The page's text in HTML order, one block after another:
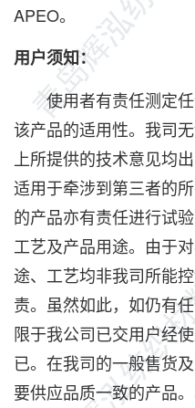
APEO。
用户须知：
使用者有责任测定任
该产品的适用性。我司
上所提供的技术意见均
适用于牵涉到第三者的
的产品亦有责任进行试
工艺及产品用途。由于
途、工艺均非我司所能
责。虽然如此，如仍有
限于我公司已交用户经
已。在我司的一般售货
要供应品质一致的产品